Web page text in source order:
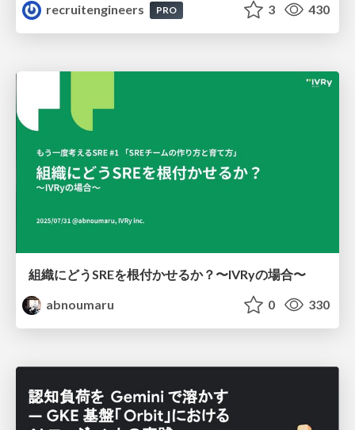
recruitengineers
PRO 3 430
組織にどうSREを根付かせるか？〜IVRyの場合〜
abnoumaru
0 330